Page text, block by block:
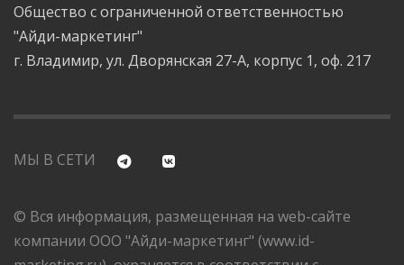
Общество с ограниченной ответственностью
"Айди-маркетинг"
г. Владимир, ул. Дворянская 27-А, корпус 1, оф. 217
МЫ В СЕТИ
© Вся информация, размещенная на web-сайте
компании ООО "Айди-маркетинг" (www.id-